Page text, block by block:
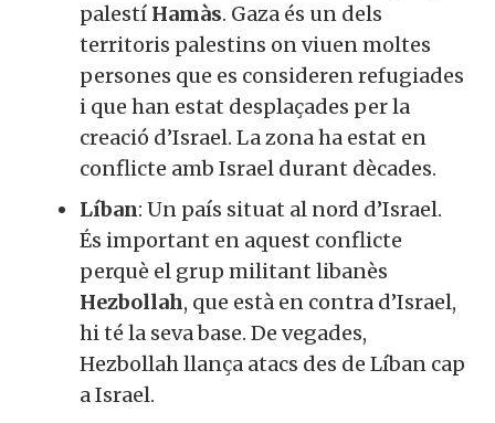
palestí Hamàs. Gaza és un dels
territoris palestins on viuen moltes
persones que es consideren refugiades
i que han estat desplaçades per la
creació d’Israel. La zona ha estat en
conflicte amb Israel durant dècades.
Líban: Un país situat al nord d’Israel.
És important en aquest conflicte
perquè el grup militant libanès
Hezbollah, que està en contra d’Israel,
hi té la seva base. De vegades,
Hezbollah llança atacs des de Líban cap
a Israel.